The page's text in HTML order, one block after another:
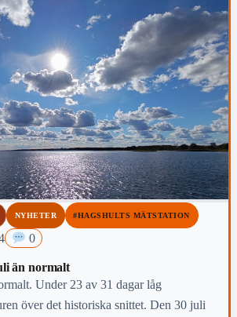
NYHETER #HAGSHULTS MÄTSTATION
0
än normalt
Under 23 av 31 dagar låg
över det historiska snittet. Den 30 juli